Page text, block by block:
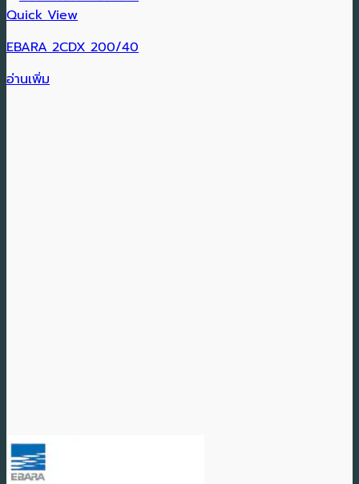
Quick View
EBARA 2CDX 200/40
อ่านเพิ่ม